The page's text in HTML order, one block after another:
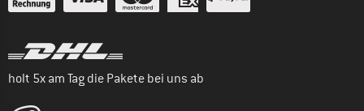
holt 5x am Tag die Pakete bei uns ab